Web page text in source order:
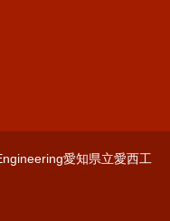
愛知県立愛西工